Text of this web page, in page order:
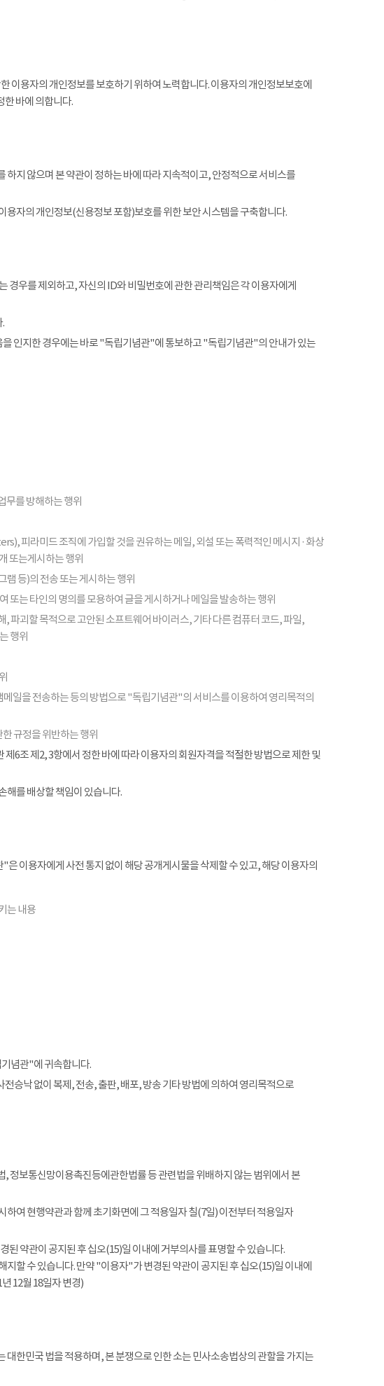
이용자의 개인정보를 보호하기 위하여 노력합니다. 이용자의 개인정보보호에
바에 의합니다.
지 않으며 본 약관이 정하는 바에 따라 지속적이고, 안정적으로 서비스를
자의 개인정보(신용정보 포함)보호를 위한 보안 시스템을 구축합니다.
우를 제외하고, 자신의 ID와 비밀번호에 관한 관리책임은 각 이용자에게
.
인지한 경우에는 바로 "독립기념관"에 통보하고 "독립기념관"의 안내가 있는
무를 방해하는 행위
피라미드 조직에 가입할 것을 권유하는 메일, 외설 또는 폭력적인 메시지 · 화상
또는게시하는 행위
램 등)의 전송 또는 게시하는 행위
또는 타인의 명의를 모용하여 글을 게시하거나 메일을 발송하는 행위
파괴할 목적으로 고안된 소프트웨어 바이러스, 기타 다른 컴퓨터 코드, 파일,
행위
일을 전송하는 등의 방법으로 "독립기념관"의 서비스를 이용하여 영리목적의
규정을 위반하는 행위
6조 제2, 3항에서 정한 바에 따라 이용자의 회원자격을 적절한 방법으로 제한 및
해를 배상할 책임이 있습니다.
이용자에게 사전 통지 없이 해당 공개게시물을 삭제할 수 있고, 해당 이용자의
는 내용
념관"에 귀속합니다.
승낙 없이 복제, 전송, 출판, 배포, 방송 기타 방법에 의하여 영리목적으로
보통신망이용촉진등에관한법률 등 관련법을 위배하지 않는 범위에서 본
여 현행약관과 함께 초기화면에 그 적용일자 칠(7일) 이전부터 적용일자
약관이 공지된 후 십오(15)일 이내에 거부의사를 표명할 수 있습니다.
할 수 있습니다. 만약 "이용자"가 변경된 약관이 공지된 후 십오(15)일 이내에
12월 18일자 변경)
한민국 법을 적용하며, 본 분쟁으로 인한 소는 민사소송법상의 관할을 가지는